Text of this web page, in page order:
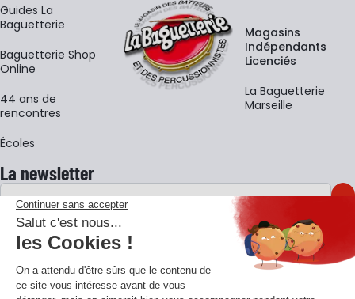
Guides La
Baguetterie
Baguetterie Shop
Online
44 ans de
rencontres
Écoles
Magasins
Indépendants
Licenciés
La Baguetterie
Marseille
La newsletter
Adresse e-mail
En vous inscrivant à notre newsletter, vous acceptez notrepolitique de
confidentialité.
Retrouvons-nous sur